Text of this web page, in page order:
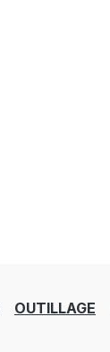
OUTILLAGE